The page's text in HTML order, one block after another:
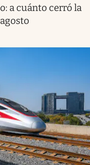
a cuánto cerró la